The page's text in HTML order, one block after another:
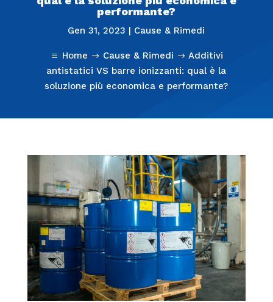
performante?
Gen 31, 2023 | Cause & Rimedi
a Home $ Cause & Rimedi $ Additivi
antistatici VS barre ionizzanti: qual è la
soluzione più economica e performante?